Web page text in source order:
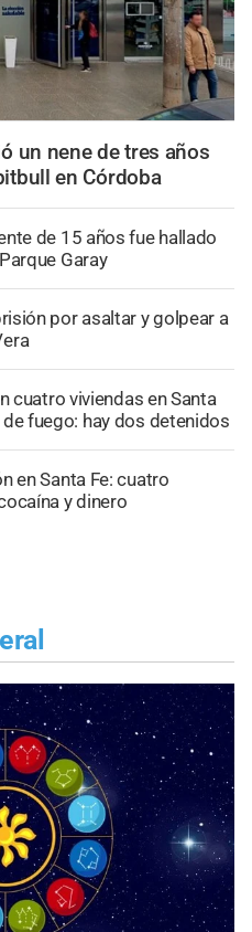
un nene de tres años
en Córdoba
de 15 años fue hallado
Garay
por asaltar y golpear a
cuatro viviendas en Santa
fuego: hay dos detenidos
en Santa Fe: cuatro
y dinero